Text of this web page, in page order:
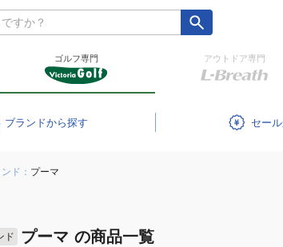
ゴルフ専門 アウトドア専門
ブランド セール
ド： プーマ
ド プーマ の商品一覧